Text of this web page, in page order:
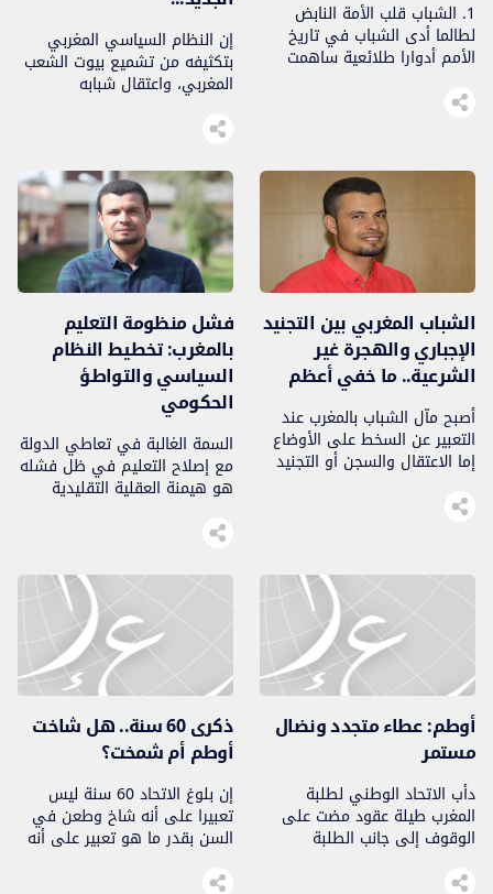
1. الشباب قلب الأمة النابض
لطالما أدى الشباب في تاريخ
الأمم أدوارا طلائعية ساهمت
فالشباب مرحلة عمرية تتميز
أمة لكونه العنصر الضامن
للاستمرارية والحامل مشعل
التنمية والازدهار وحماية
الأوطان. لذلك فأي أمة لا شباب
لها فلا مستقبل لها وهي أمة
عجوز وعقيمة، […]
إن النظام السياسي المغربي
بتكثيفه من تشميع بيوت الشعب
المغربي، واعتقال شبابه
في إجبار هجرة أدمغته، يكون
القوانين الوطنية والمواثيق
الدولية…
الشباب المغربي بين التجنيد
الإجباري والهجرة غير
الشرعية.. ما خفي أعظم
أصبح مآل الشباب بالمغرب عند
التعبير عن السخط على الأوضاع
إما الاعتقال والسجن أو التجنيد
توفرت فيه الشروط ورفض، أو
فشل منظومة التعليم
بالمغرب: تخطيط النظام
السياسي والتواطؤ
الحكومي
السمة الغالبة في تعاطي الدولة
مع إصلاح التعليم في ظل فشله
هو هيمنة العقلية التقليدية
مع تعنت ممنهج لتشتيت الأسرة
والمدرسة من قيمها الانسانية
حتى تصبح خزانا لتخريج شباب
مفرغ من المعرفة…
أوطم: عطاء متجدد ونضال
مستمر
دأب الاتحاد الوطني لطلبة
المغرب طيلة عقود مضت على
الوقوف إلى جانب الطلبة
التي يحملها على عاتقه…
ذكرى 60 سنة.. هل شاخت
أوطم أم شمخت؟
إن بلوغ الاتحاد 60 سنة ليس
تعبيرا على أنه شاخ وطعن في
السن بقدر ما هو تعبير على أنه
كبيرة…